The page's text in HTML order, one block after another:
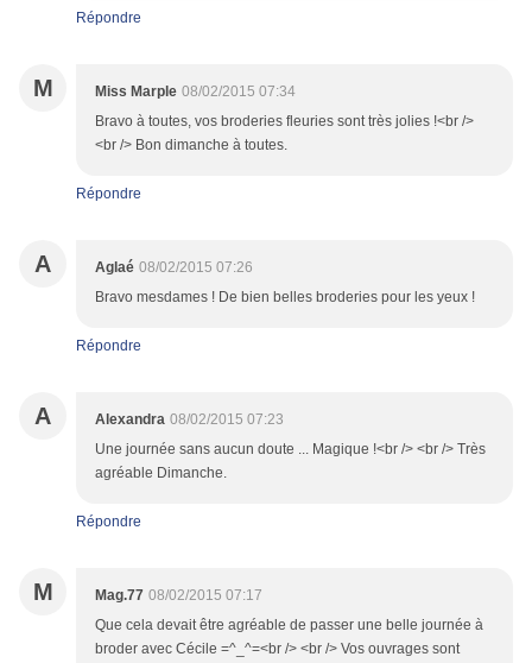
Répondre
M Miss Marple 08/02/2015 07:34
Bravo à toutes, vos broderies fleuries sont très jolies !<br />
<br /> Bon dimanche à toutes.
Répondre
A Aglaé 08/02/2015 07:26
Bravo mesdames ! De bien belles broderies pour les yeux !
Répondre
A Alexandra 08/02/2015 07:23
Une journée sans aucun doute ... Magique !<br /> <br /> Très
agréable Dimanche.
Répondre
M Mag.77 08/02/2015 07:17
Que cela devait être agréable de passer une belle journée à
broder avec Cécile =^_^=<br /> <br /> Vos ouvrages sont